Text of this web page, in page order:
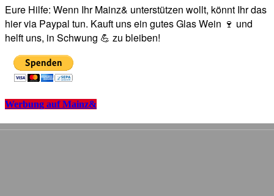
Eure Hilfe: Wenn Ihr Mainz& unterstützen wollt, könnt Ihr das
hier via Paypal tun. Kauft uns ein gutes Glas Wein 🍷 und
helft uns, in Schwung 💪 zu bleiben!
Werbung auf Mainz&